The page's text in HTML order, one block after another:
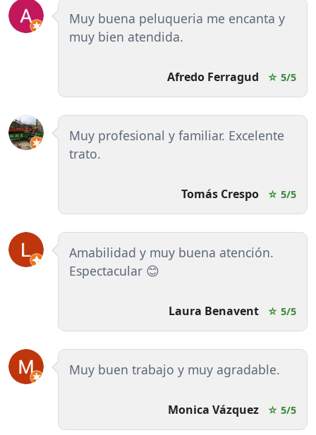
Muy buena peluqueria me encanta y
muy bien atendida.
Afredo Ferragud ☆ 5/5
Muy profesional y familiar. Excelente
trato.
Tomás Crespo ☆ 5/5
Amabilidad y muy buena atención.
Espectacular 😊
Laura Benavent ☆ 5/5
Muy buen trabajo y muy agradable.
Monica Vázquez ☆ 5/5